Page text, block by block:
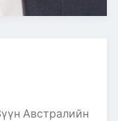
Австралийн